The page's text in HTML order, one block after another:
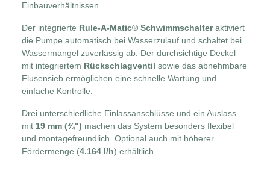
Einbauverhältnissen.
Der integrierte Rule-A-Matic® Schwimmschalteraktiviert
die Pumpe automatisch bei Wasserzulauf und schaltet bei
Wassermangel zuverlässig ab. Der durchsichtige Deckel
mit integriertem Rückschlagventil sowie das abnehmbare
Flusensieb ermöglichen eine schnelle Wartung und
einfache Kontrolle.
Drei unterschiedliche Einlassanschlüsse und ein Auslass
mit 19 mm (¾") machen das System besonders flexibel
und montagefreundlich. Optional auch mit höherer
Fördermenge (4.164 l/h) erhältlich.